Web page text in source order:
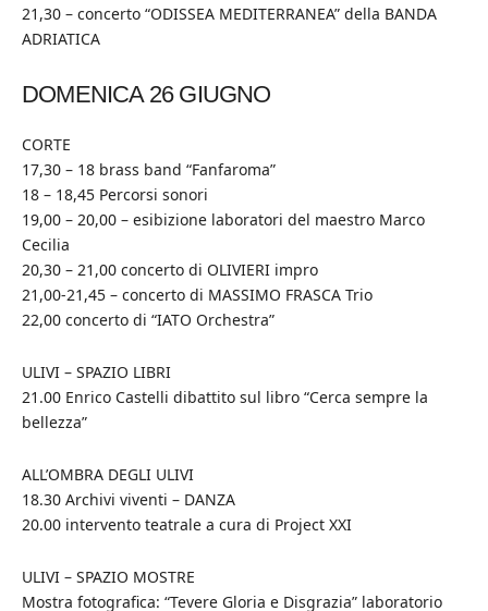
21,30 – concerto “ODISSEA MEDITERRANEA” della BANDA
ADRIATICA
DOMENICA 26 GIUGNO
CORTE
17,30 – 18 brass band “Fanfaroma”
18 – 18,45 Percorsi sonori
19,00 – 20,00 – esibizione laboratori del maestro Marco
Cecilia
20,30 – 21,00 concerto di OLIVIERI impro
21,00-21,45 – concerto di MASSIMO FRASCA Trio
22,00 concerto di “IATO Orchestra”
ULIVI – SPAZIO LIBRI
21.00 Enrico Castelli dibattito sul libro “Cerca sempre la
bellezza”
ALL’OMBRA DEGLI ULIVI
18.30 Archivi viventi – DANZA
20.00 intervento teatrale a cura di Project XXI
ULIVI – SPAZIO MOSTRE
Mostra fotografica: “Tevere Gloria e Disgrazia” laboratorio